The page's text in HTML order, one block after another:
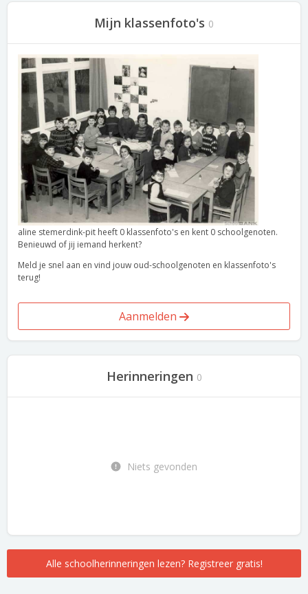
Mijn klassenfoto's 0
aline stemerdink-pit heeft 0 klassenfoto's en kent 0 schoolgenoten.
Benieuwd of jij iemand herkent?
Meld je snel aan en vind jouw oud-schoolgenoten en klassenfoto's
terug!
Aanmelden
Herinneringen 0
Niets gevonden
Alle schoolherinneringen lezen? Registreer gratis!